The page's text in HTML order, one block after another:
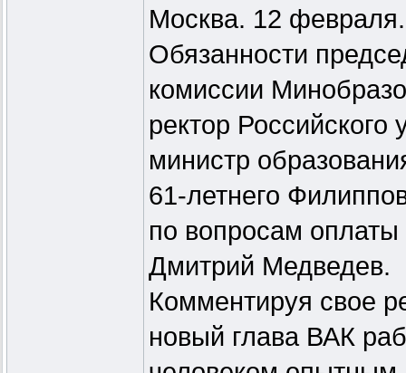
Москва. 12 февраля.
Обязанности
комиссии
ректор
министр
61-летнего
по вопросам оплаты
Дмитрий Медведев.
Комментируя свое
новый глава ВАК